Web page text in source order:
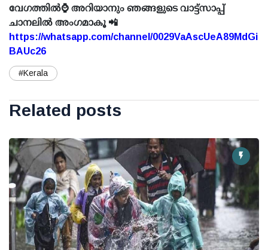
വേഗത്തിൽ⌚ അറിയാനും ഞങ്ങളുടെ വാട്ട്സാപ്പ്
ചാനലിൽ അംഗമാകൂ 📲
https://whatsapp.com/channel/0029VaAscUeA89MdGi
BAUc26
#Kerala
Related posts